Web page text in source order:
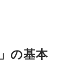
の基本